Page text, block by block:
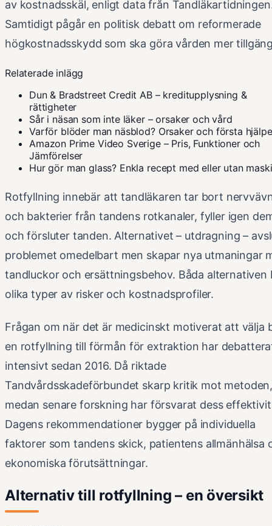
av kostnadsskäl, enligt data från
Samtidigt pågår en politisk debatt om reformerade
högkostnadsskydd som ska göra vården mer
Relaterade inlägg
Dun & Bradstreet Credit AB – kreditupplysning &
rättigheter
Sår i näsan som inte läker – orsaker och vård
Varför blöder man näsblod? Orsaker och första
Amazon Prime Video Sverige – Pris, Funktioner och
Jämförelser
Hur gör man glass? Enkla recept med eller utan
Rotfyllning innebär att tandläkaren tar bort
och bakterier från tandens rotkanaler, fyller igen
och försluter tanden. Alternativet – utdragning –
problemet omedelbart men skapar nya utmaningar
tandluckor och ersättningsbehov. Båda alternativen
olika typer av risker och kostnadsprofiler.
Frågan om när det är medicinskt motiverat att välja
en rotfyllning till förmån för extraktion har
intensivt sedan 2016. Då riktade
Tandvårdsskadeförbundet skarp kritik mot
medan senare forskning har försvarat dess
Dagens rekommendationer bygger på individuella
faktorer som tandens skick, patientens allmänhälsa
ekonomiska förutsättningar.
Alternativ till rotfyllning – en översikt